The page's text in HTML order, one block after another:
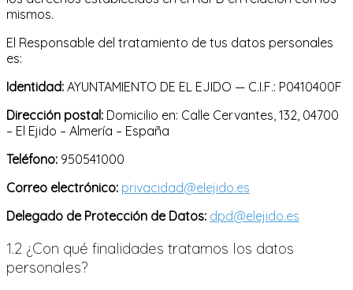
mismos.
El Responsable del tratamiento de tus datos personales
es:
Identidad: AYUNTAMIENTO DE EL EJIDO — C.I.F.: P0410400F
Dirección postal: Domicilio en: Calle Cervantes, 132, 04700
– El Ejido – Almería – España
Teléfono: 950541000
Correo electrónico: privacidad@elejido.es
Delegado de Protección de Datos: dpd@elejido.es
1.2 ¿Con qué finalidades tratamos los datos
personales?